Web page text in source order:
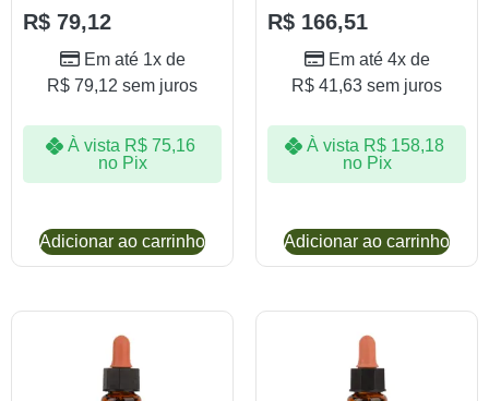
R$ 79,12
Em até 1x de
R$ 79,12 sem juros
À vista R$75,16
no Pix
Adicionar ao carrinho
R$ 166,51
Em até 4x de
R$ 41,63 sem juros
À vista R$ 158,18
no Pix
Adicionar ao carrinho